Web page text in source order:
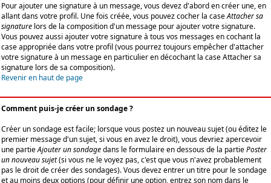
Pour ajouter une signature à un message, vous devez d'abord en créer une, en
allant dans votre profil. Une fois créée, vous pouvez cocher la caseAttacher sa
signature lors de la composition d'un message pour ajouter votre signature.
Vous pouvez aussi ajouter votre signature à tous vos messages en cochant la
case appropriée dans votre profil (vous pourrez toujours empêcher d'attacher
votre signature à un message en particulier en décochant la case Attacher sa
signature lors de sa composition).
Revenir en haut de page
Comment puis-je créer un sondage ?
Créer un sondage est facile; lorsque vous postez un nouveau sujet (ou éditez le
premier message d'un sujet, si vous en avez le droit), vous devriez apercevoir
une partieAjouter un sondagedans le formulaire en dessous de la partiePoster
un nouveau sujet(si vous ne le voyez pas, c'est que vous n'avez probablement
pas le droit de créer des sondages). Vous devez entrer un titre pour le sondage
et au moins deux options (pour définir une option, entrez son nom dans le